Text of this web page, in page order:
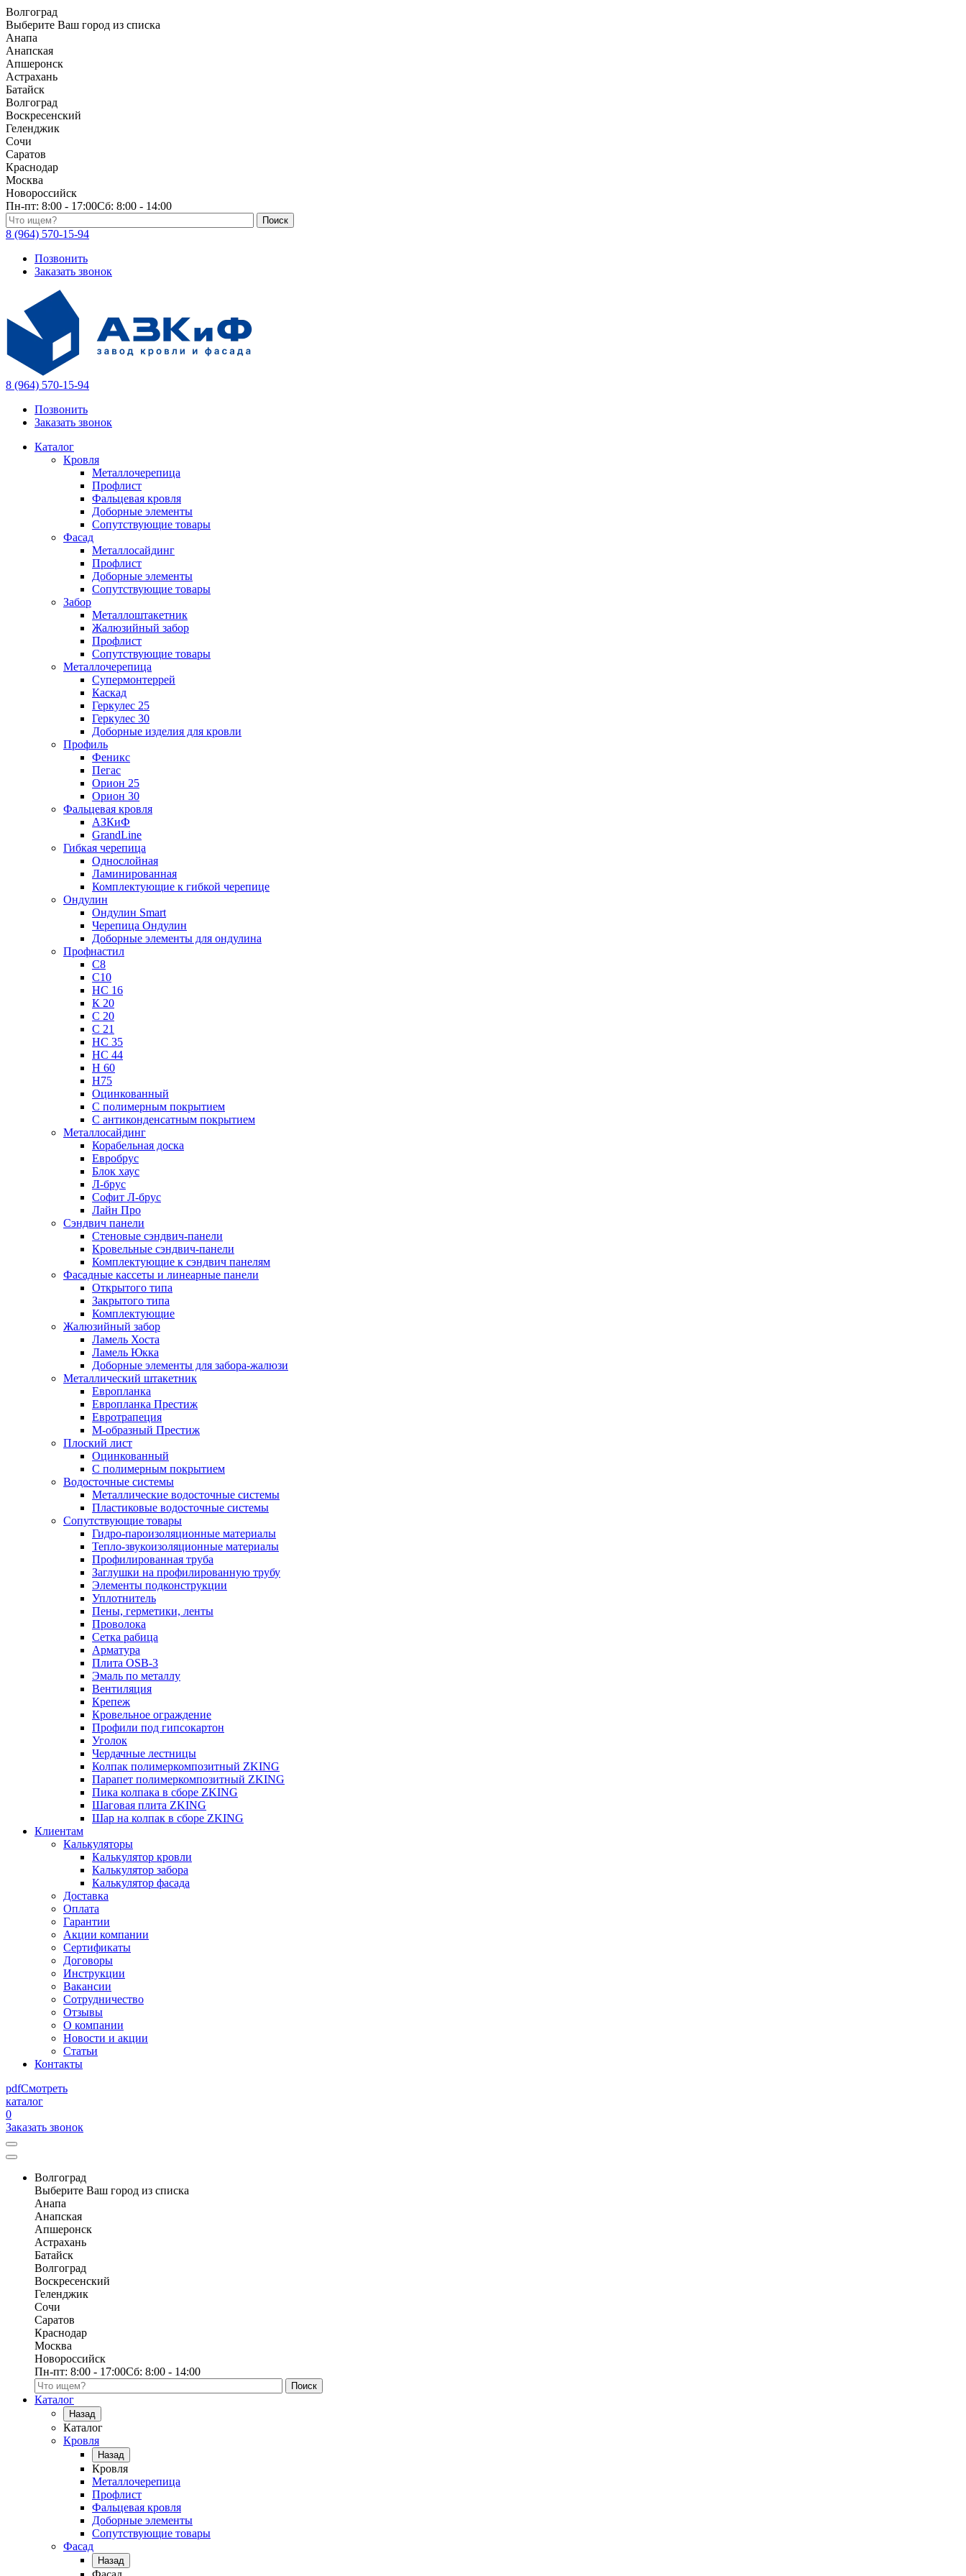
Волгоград
Выберите Ваш город из списка
Анапа
Анапская
Апшеронск
Астрахань
Батайск
Волгоград
Воскресенский
Геленджик
Сочи
Саратов
Краснодар
Москва
Новороссийск
Пн-пт: 8:00 - 17:00Сб: 8:00 - 14:00
Поиск по каталогу
8 (964) 570-15-94
Позвонить
Заказать звонок
8 (964) 570-15-94
Позвонить
Заказать звонок
Каталог
Кровля
Металлочерепица
Профлист
Фальцевая кровля
Доборные элементы
Сопутствующие товары
Фасад
Металлосайдинг
Профлист
Доборные элементы
Сопутствующие товары
Забор
Металлоштакетник
Жалюзийный забор
Профлист
Сопутствующие товары
Металлочерепица
Супермонтеррей
Каскад
Геркулес 25
Геркулес 30
Доборные изделия для кровли
Профиль
Феникс
Пегас
Орион 25
Орион 30
Фальцевая кровля
АЗКиФ
GrandLine
Гибкая черепица
Однослойная
Ламинированная
Комплектующие к гибкой черепице
Ондулин
Ондулин Smart
Черепица Ондулин
Доборные элементы для ондулина
Профнастил
С8
С10
НС 16
К 20
С 20
С 21
НС 35
НС 44
Н 60
Н75
Оцинкованный
С полимерным покрытием
С антиконденсатным покрытием
Металлосайдинг
Корабельная доска
Евробрус
Блок хаус
Л-брус
Софит Л-брус
Лайн Про
Сэндвич панели
Стеновые сэндвич-панели
Кровельные сэндвич-панели
Комплектующие к сэндвич панелям
Фасадные кассеты и линеарные панели
Открытого типа
Закрытого типа
Комплектующие
Жалюзийный забор
Ламель Хоста
Ламель Юкка
Доборные элементы для забора-жалюзи
Металлический штакетник
Европланка
Европланка Престиж
Евротрапеция
М-образный Престиж
Плоский лист
Оцинкованный
С полимерным покрытием
Водосточные системы
Металлические водосточные системы
Пластиковые водосточные системы
Сопутствующие товары
Гидро-пароизоляционные материалы
Тепло-звукоизоляционные материалы
Профилированная труба
Заглушки на профилированную трубу
Элементы подконструкции
Уплотнитель
Пены, герметики, ленты
Проволока
Сетка рабица
Арматура
Плита OSB-3
Эмаль по металлу
Вентиляция
Крепеж
Кровельное ограждение
Профили под гипсокартон
Уголок
Чердачные лестницы
Колпак полимеркомпозитный ZKING
Парапет полимеркомпозитный ZKING
Пика колпака в сборе ZKING
Шаговая плита ZKING
Шар на колпак в сборе ZKING
Клиентам
Калькуляторы
Калькулятор кровли
Калькулятор забора
Калькулятор фасада
Доставка
Оплата
Гарантии
Акции компании
Сертификаты
Договоры
Инструкции
Вакансии
Сотрудничество
Отзывы
О компании
Новости и акции
Статьи
Контакты
pdfСмотреть
каталог
0
Заказать звонок
Волгоград
Выберите Ваш город из списка
Анапа
Анапская
Апшеронск
Астрахань
Батайск
Волгоград
Воскресенский
Геленджик
Сочи
Саратов
Краснодар
Москва
Новороссийск
Пн-пт: 8:00 - 17:00Сб: 8:00 - 14:00
Поиск по каталогу
Каталог
Назад
Каталог
Кровля
Назад
Кровля
Металлочерепица
Профлист
Фальцевая кровля
Доборные элементы
Сопутствующие товары
Фасад
Назад